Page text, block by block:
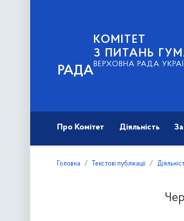
РАДА
КОМІТЕТ
З ПИТАНЬ
ВЕРХОВНА РАДА
Про Комітет Діяльність
Головна Текстові публікації